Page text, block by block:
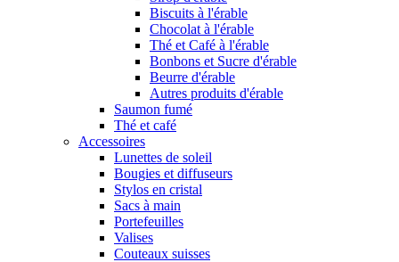
Biscuits à l'érable
Chocolat à l'érable
Thé et Café à l'érable
Bonbons et Sucre d'érable
Beurre d'érable
Autres produits d'érable
Saumon fumé
Thé et café
Accessoires
Lunettes de soleil
Bougies et diffuseurs
Stylos en cristal
Sacs à main
Portefeuilles
Valises
Couteaux suisses